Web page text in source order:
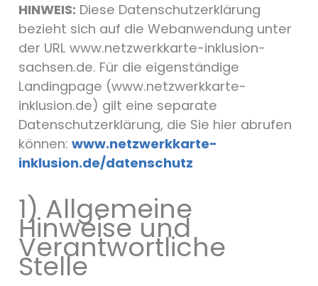
HINWEIS: Diese Datenschutzerklärung
bezieht sich auf die Webanwendung unter
der URL www.netzwerkkarte-inklusion-
sachsen.de. Für die eigenständige
Landingpage (www.netzwerkkarte-
inklusion.de) gilt eine separate
Datenschutzerklärung, die Sie hier abrufen
können:www.netzwerkkarte-
inklusion.de/datenschutz
1) Allgemeine
Hinweise und
Verantwortliche
Stelle